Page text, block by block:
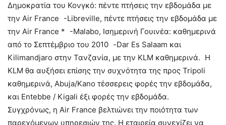
Δημοκρατία του Κονγκό: πέντε πτήσεις την εβδομάδα με
την Air France -Libreville, πέντε πτήσεις την εβδομάδα με
την Air France * -Malabo, Ισημερινή Γουινέα: καθημερινά
από το Σεπτέμβριο του 2010 -Dar Es Salaam και
Kilimandjaro στην Τανζανία, με την KLM καθημερινά. Η
KLM θα αυξήσει επίσης την συχνότητα της προς Tripoli
καθημερινά, Abuja/Kano τέσσερεις φορές την εβδομάδα,
και Entebbe / Kigali έξι φορές την εβδομάδα.
Συγχρόνως, η Air France βελτιώνει την ποιότητα των
παρεχόμενων υπηρεσιών της. Η εταιρεία συνεχίζει να